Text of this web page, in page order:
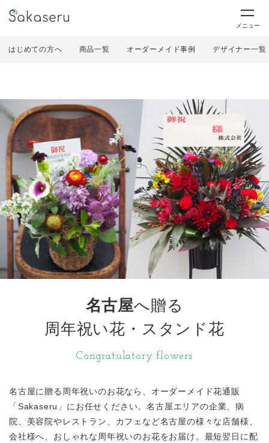
メニュー
はじめての方へ 商品一覧 オーダーメイド事例 デザイナー一覧
名古屋へ贈る
周年祝い花・スタンド花
Congratulatory flowers
名古屋に贈る周年祝いのお花なら、オーダーメイド花通販
「Sakaseru」にお任せください。名古屋エリアの企業、病
院、美容院やレストラン、カフェなど名古屋の様々な店舗様、
会社様へ、おしゃれな周年祝いのお花をお届け。最短翌日に配